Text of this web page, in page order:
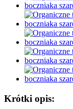
Krótki opis: